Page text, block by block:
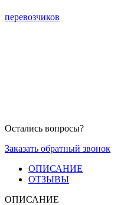
перевозчиков
Остались вопросы?
Заказать обратный звонок
ОПИСАНИЕ
ОТЗЫВЫ
ОПИСАНИЕ